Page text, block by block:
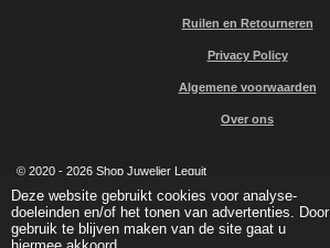
Deze website gebruikt cookies voor analyse-
doeleinden en/of het tonen van advertenties. Door
gebruik te blijven maken van de site gaat u
Ruilen en Retourneren
Privacy Policy
Algemene voorwaarden
Over ons
© 2020 - 2026 Shop Juwelier Leguit
Powered byJouwWeb